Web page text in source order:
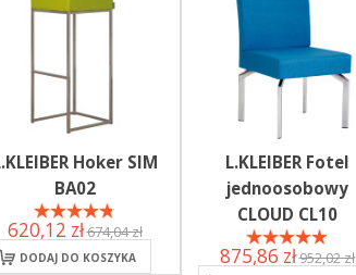
Hoker SIM
BA02
620,12 zł674,04 zł
DODAJ DO KOSZYKA
L.KLEIBER Fotel
jednoosobowy
CLOUD CL10
875,86 zł952,02 zł